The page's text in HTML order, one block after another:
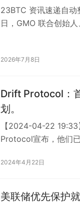
23BTC 资讯速递自
日，GMO 联合创始
2026年7月8日
Drift Protocol：
划。
【2024-04-22
Protocol宣布，他们
2024年4月22日
美联储优先保护